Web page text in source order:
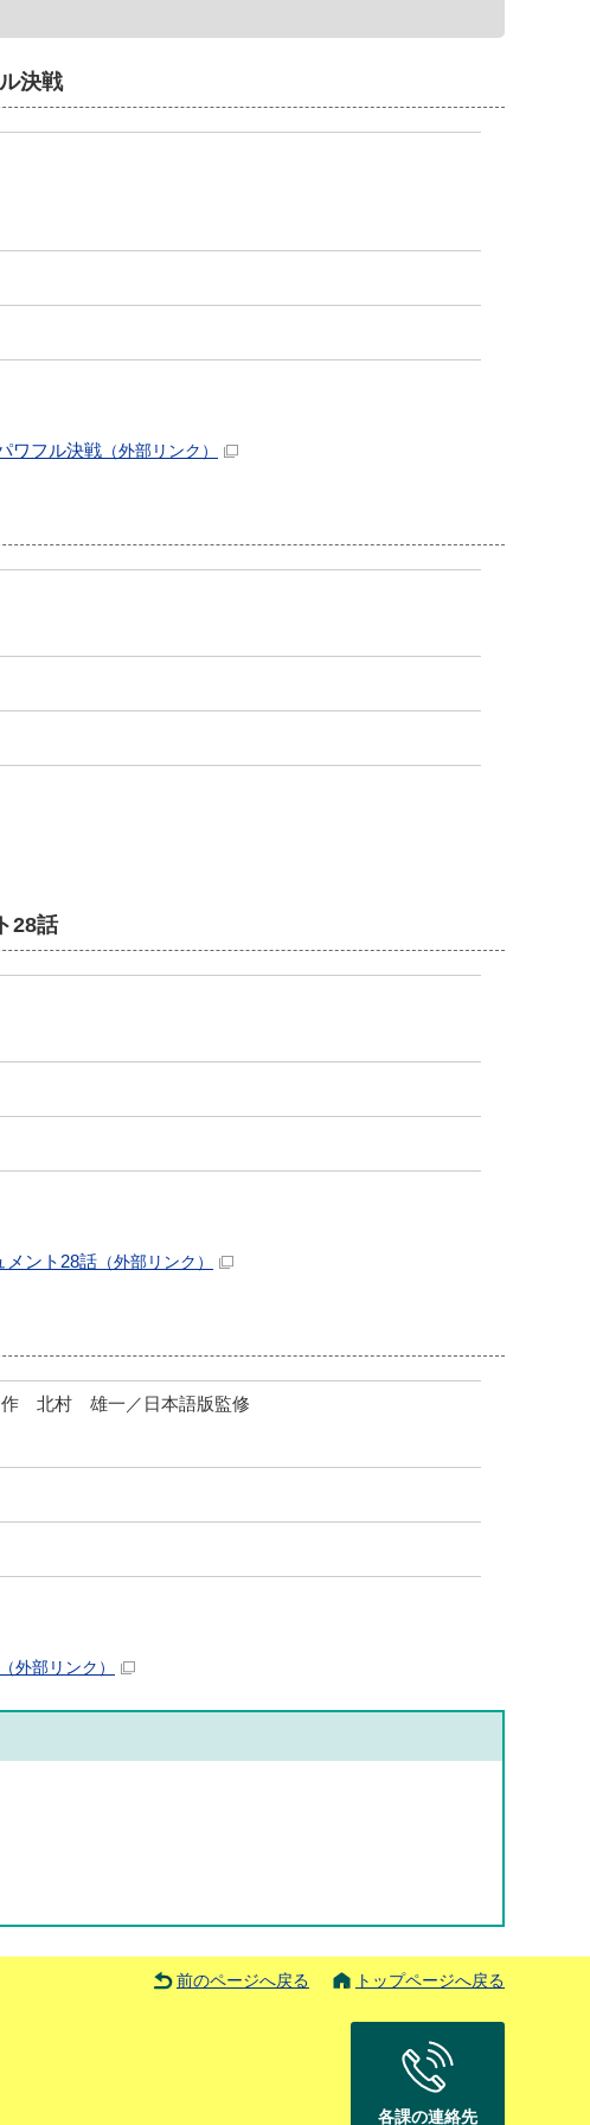
決戦
ワフル決戦 （外部リンク）
28話
ント28話 （外部リンク）
作 北村 雄一／日本語版監修
（外部リンク）
前のページへ戻る トップページへ戻る
各課の連絡先